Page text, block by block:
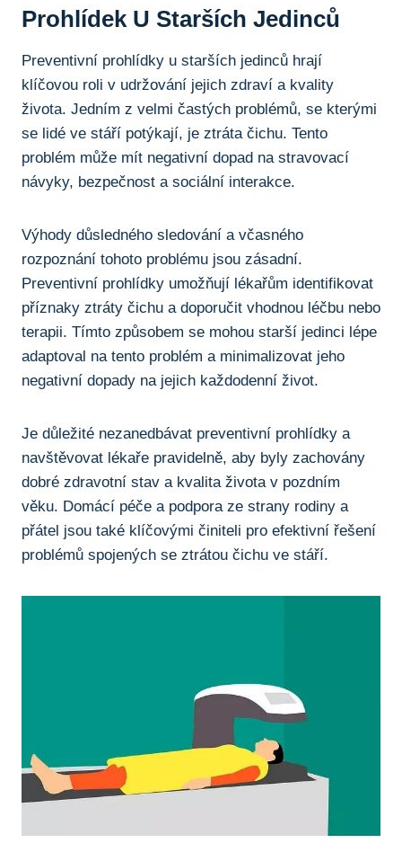
Prohlídek U Starších ⁤jedinců
Preventivní prohlídky u​ starších jedinců hrají
klíčovou roli v udržování jejich zdraví a ⁣kvality
života. Jedním z velmi častých problémů, se kterými
se lidé ve stáří ⁢potýkají,​ je ztráta ⁢čichu. ⁢Tento
problém může mít negativní⁣ dopad ⁤na stravovací
návyky, bezpečnost a ⁤sociální ⁢interakce.
Výhody ‍důsledného sledování a včasného‌
rozpoznání tohoto problému ‌jsou⁣ zásadní.
Preventivní prohlídky‍ umožňují⁢ lékařům identifikovat
příznaky ztráty čichu a doporučit‍ vhodnou léčbu ⁢nebo
terapii. Tímto způsobem se mohou starší jedinci ⁤lépe
adaptoval ‌na tento problém ​a minimalizovat ⁢jeho‍
negativní⁤ dopady na jejich každodenní‍ život.
Je důležité nezanedbávat preventivní prohlídky ⁤a
navštěvovat lékaře⁢ pravidelně, aby byly zachovány
dobré zdravotní‌ stav a kvalita⁢ života v ⁣pozdním
věku. Domácí péče ‌a podpora ze strany rodiny a​
přátel jsou také ‌klíčovými​ činiteli pro efektivní řešení⁣
problémů ‍spojených se ztrátou čichu ve stáří.